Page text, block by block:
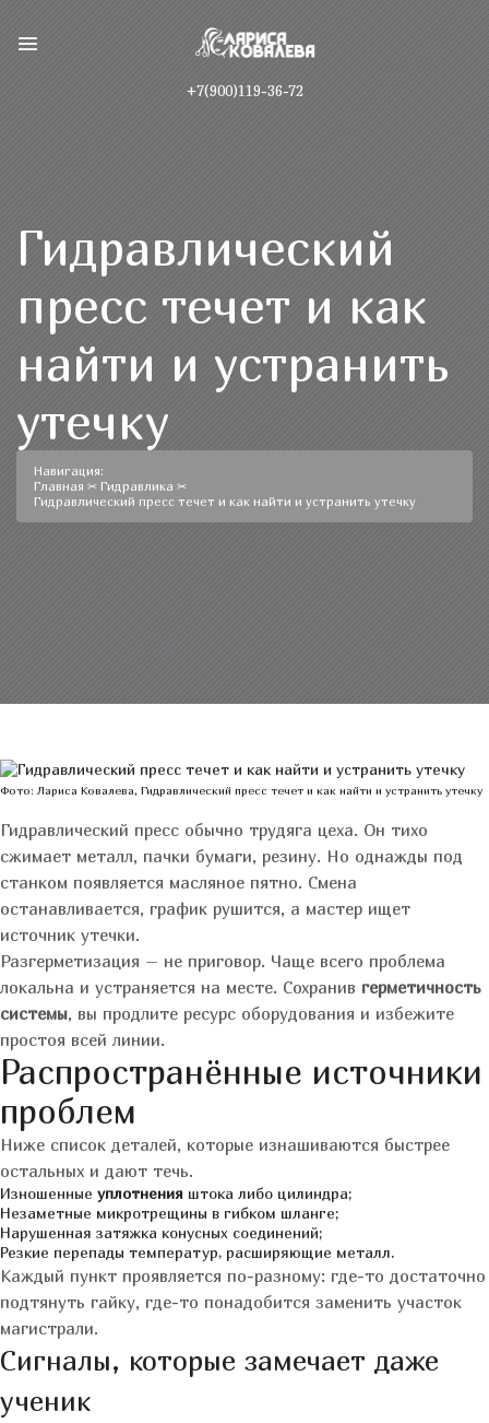
+7(900)119-36-72
Гидравлический
пресс течет и как
найти и устранить
утечку
Навигация:
Главная ✂ Гидравлика ✂
Гидравлический пресс течет и как найти и устранить утечку
Фото: Лариса Ковалева, Гидравлический пресс течет и как найти и устранить утечку
Гидравлический пресс обычно трудяга цеха. Он тихо
сжимает металл, пачки бумаги, резину. Но однажды под
станком появляется масляное пятно. Смена
останавливается, график рушится, а мастер ищет
источник утечки.
Разгерметизация – не приговор. Чаще всего проблема
локальна и устраняется на месте. Сохранив герметичность
системы, вы продлите ресурс оборудования и избежите
простоя всей линии.
Распространённые источники
проблем
Ниже список деталей, которые изнашиваются быстрее
остальных и дают течь.
Изношенные уплотнения штока либо цилиндра;
Незаметные микротрещины в гибком шланге;
Нарушенная затяжка конусных соединений;
Резкие перепады температур, расширяющие металл.
Каждый пункт проявляется по-разному: где-то достаточно
подтянуть гайку, где-то понадобится заменить участок
магистрали.
Сигналы, которые замечает даже
ученик